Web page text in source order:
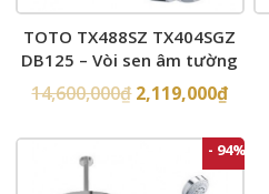
TOTO TX488SZ TX404SGZ
DB125 – Vòi sen âm tường
14,600,000₫ 2,119,000₫
- 94%